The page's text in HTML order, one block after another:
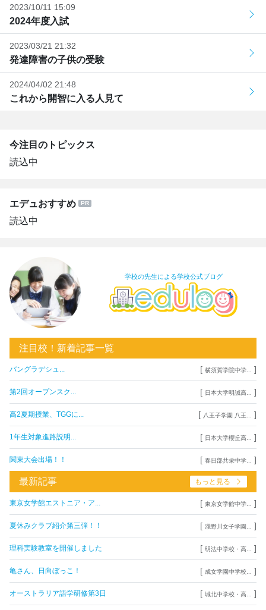
2023/10/11 15:09
2024年度入試
2023/03/21 21:32
発達障害の子供の受験
2024/04/02 21:48
これから開智に入る人見て
今注目のトピックス
読込中
エデュおすすめ
読込中
学校の先生による学校公式ブログ
注目校！新着記事一覧
バングラデシュ... [ 横須賀学院中学... ]
第2回オープンスク... [ 日本大学明誠高... ]
高2夏期授業、TGGに... [ 八王子学園 八王... ]
1年生対象進路説明... [ 日本大学櫻丘高... ]
関東大会出場！！ [ 春日部共栄中学... ]
最新記事 もっと見る
東京女学館エストニア・ア... [ 東京女学館中学... ]
夏休みクラブ紹介第三弾！！ [ 瀧野川女子学園... ]
理科実験教室を開催しました [ 明法中学校・高... ]
亀さん、日向ぼっこ！ [ 成女学園中学校... ]
オーストラリア語学研修第3日 [ 城北中学校・高... ]